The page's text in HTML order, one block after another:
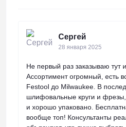
Сергей
28 января 2025
Не первый раз заказываю тут
Ассортимент огромный, есть
Festool до Milwaukee. В
шлифовальные круги и
и хорошо упаковано.
вообще топ! Консультанты